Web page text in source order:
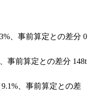
、事前算定との差分 0
事前算定との差分 148t
、事前算定との差